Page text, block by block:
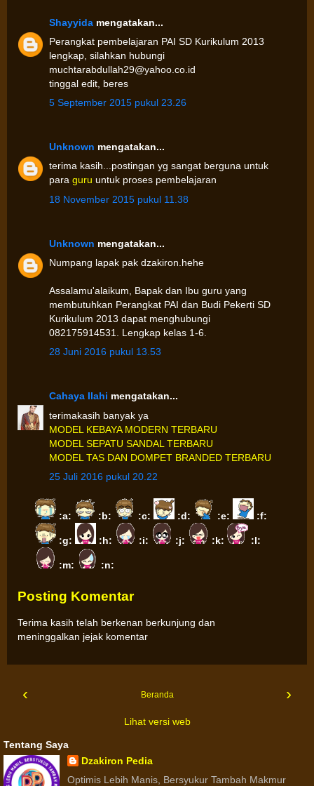
Shayyida mengatakan...
Perangkat pembelajaran PAI SD Kurikulum 2013
lengkap, silahkan hubungi
muchtarabdullah29@yahoo.co.id
tinggal edit, beres
5 September 2015 pukul 23.26
Unknown mengatakan...
terima kasih...postingan yg sangat berguna untuk
para guru untuk proses pembelajaran
18 November 2015 pukul 11.38
Unknown mengatakan...
Numpang lapak pak dzakiron.hehe
Assalamu'alaikum, Bapak dan Ibu guru yang
membutuhkan Perangkat PAI dan Budi Pekerti SD
Kurikulum 2013 dapat menghubungi
082175914531. Lengkap kelas 1-6.
28 Juni 2016 pukul 13.53
Cahaya Ilahi mengatakan...
terimakasih banyak ya
MODEL KEBAYA MODERN TERBARU
MODEL SEPATU SANDAL TERBARU
MODEL TAS DAN DOMPET BRANDED TERBARU
25 Juli 2016 pukul 20.22
:a: :b: :c: :d: :e: :f:
:g: :h: :i: :j: :k: :l:
:m: :n:
Posting Komentar
Terima kasih telah berkenan berkunjung dan
meninggalkan jejak komentar
‹ ›
Beranda
Lihat versi web
Tentang Saya
Dzakiron Pedia
Optimis Lebih Manis, Bersyukur Tambah Makmur